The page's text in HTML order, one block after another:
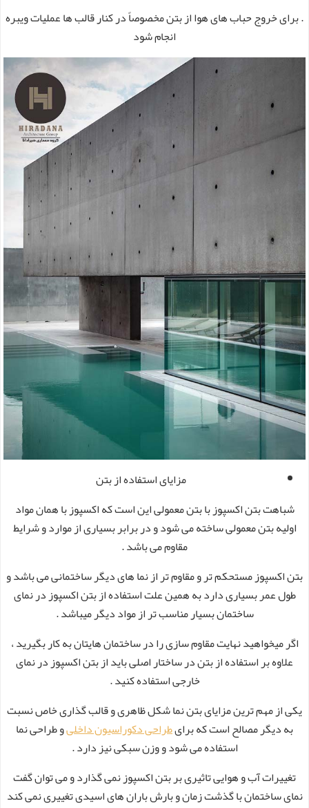
. برای خروج حباب های هوا از بتن مخصوصاً در کنار قالب ها عملیات ویبره
انجام شود
مزایای استفاده از بتن
شباهت بتن اکسپوز با بتن معمولی این است که اکسپوز با همان مواد
اولیه بتن معمولی ساخته می شود و در برابر بسیاری از موارد و شرایط
مقاوم می باشد .
بتن اکسپوز مستحکم تر و مقاوم تر از نما های دیگر ساختمانی می باشد و
طول عمر بسیاری دارد به همین علت استفاده از بتن اکسپوز در نمای
ساختمان بسیار مناسب تر از مواد دیگر میباشد .
اگر میخواهید نهایت مقاوم سازی را در ساختمان هایتان به کار بگیرید ،
علاوه بر استفاده از بتن در ساختار اصلی باید از بتن اکسپوز در نمای
خارجی استفاده کنید .
یکی از مهم ترین مزایای بتن نما شکل ظاهری و قالب گذاری خاص نسبت
به دیگر مصالح است که برایطراحی دکوراسیون داخلیو طراحی نما
استفاده می شود و وزن سبکی نیز دارد .
تغییرات آب و هوایی تاثیری بر بتن اکسپوز نمی گذارد و می توان گفت
نمای ساختمان با گذشت زمان و بارش باران های اسیدی تغییری نمی کند